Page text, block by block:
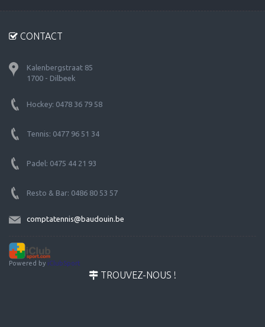
CONTACT
Kalenbergstraat 85
1700 - Dilbeek
Hockey: 0478 36 79 58
Tennis: 0477 96 51 34
Padel: 0475 44 21 93
Resto & Bar: 0486 80 53 57
comptatennis@baudouin.be
Powered by iClubSport
TROUVEZ-NOUS !